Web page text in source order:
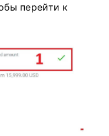
к некоторым
«CryptoPay»